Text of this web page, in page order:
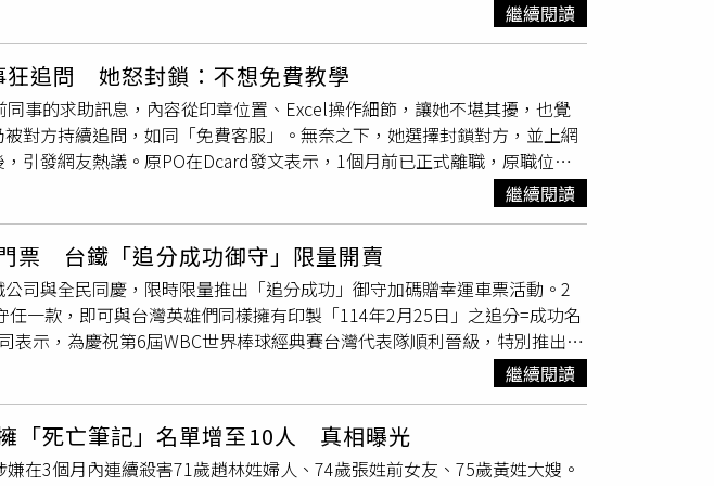
團體的成員參與。該團體被指控參與對中國少數民族維吾爾族（Uyghur）
切關注全國學術界的潛在不當行為，其中包括哈佛大學（Harvard
留物。FBI局長帕特爾（Kash Patel）在社群平台X上發文稱，這起案件
究人員滲透美國機構，並以我們的糧食供應作為攻擊目標，這將造成嚴重
青與劉尊勇研究此真菌的真實意圖。簡雲青事發後已被FBI逮捕，目前仍
下午1點舉行，以便新任辯護律師能熟悉案情，CNN已聯繫代表簡出庭的律
據美國密西根東區聯邦檢察官辦公室的發言人芭拉雅（Gina Balaya）所
中國浙江大學的研究人員，2024年7月以旅遊簽證赴美時，曾試圖攜帶多
，因為他知道自己無權攜帶這些物質入境，「那些紙巾裡藏有1張寫有中
小紅褐色植物樣本的透明塑膠袋。」簡雲青目前是密西根大學分子植物－
Interaction Laboratory）的博士後研究員，自2022年8月起曾在德
國政府曾在她於這2所大學任職期間，資助她在浙江大學進行禾谷鐮刀菌
度自我評估表」，內容詳述她過去1年的研究成果，以及宣誓遵守中共原則
報導指出，數以萬計領政府獎學金的中國留學生被要求簽署這類文件。
Metropolitan Airport）接受盤問時，一開始還聲稱不知道所攜物品
，並計劃在簡雲青工作的密西根大學實驗室中複製不同菌株。宣誓書顯
在2024年7月的旅行中，以及更早的2年前，攜帶生物樣本與其他材料入
1人協調，於去年向她寄送疑似禾谷鐮刀菌的非法樣本，她指示該人將濾
物品被美國海關及邊境保衛局（U.S. Customs and Border Protection，
登記的，到底為什麼要被唸？」
括吉伊卡哇筆筒飲料杯、小八貓月曆、烏薩奇鬆餅收納盒、海獺師傅捲尺
、小桃招牌筆蓋及兔兔貼紙膠台。日本麥當勞推出「吉伊卡哇」聯名快樂兒
急祭出限購令。（圖／翻攝自日本麥當勞官網）由於該款玩具不僅具有收
絲前往麥當勞瘋搶，導致亂象不斷，有顧客與黃牛只為了玩具而消費，點
地上，甚至有人直接整袋丟進垃圾桶，除了造成環境髒亂外，更是浪費食
22日）宣布實施「限購」措施，自今（23日）起「每人限購4組」兒童
業用途而大量購買。」
繼續閱讀
狂追問 她怒封鎖：不想免費教學
事的求助訊息，內容從印章位置、Excel操作細節，讓她不堪其擾，也覺
對方持續追問，如同「免費客服」。無奈之下，她選擇封鎖對方，並上網
引發網友熱議。原PO在Dcard發文表示，1個月前已正式離職，原職位是
表示不願接手相關工作內容，因此公司上層主管安排她改與其他部門的Y
問題或物品缺失，才可能再聯繫她，她當時認為只是常見的場面話，欣然答
然傳訊息求助，詢問印章的位置。原PO表示，其實她早已將印章擺放在原
」，位置清楚明顯，且辦公桌緊鄰Z小姐，根本不需要刻意尋找，起身就能
辦公桌查看，便可一目了然，完全不必特別聯繫已離職的她。原PO表示，
荒謬。（圖／翻攝自Dcard）起初原PO以為只是一次性求助，不料過沒幾
案中的標籤資訊未同步的問題。原PO推測可能是Excel公式跳掉，或電腦
還建議對方檢查設定。Y小姐則回應「我在猜也是」，接著又追問是否可直
示，此份檔案本身也不是由她製作，她只是協助打上標籤而已，實際內容與
更坦言，並不打算繼續免費教學，因此只簡單敷衍幾句，不料Y小姐不斷追
「這些事情都不是重大問題，而且我已經離職1個月。」貼文曝光後，網
務的人，昨天還在問我問題」、「為什麼離職還要回覆前公司同仁的訊
繼續閱讀
票 台鐵「追分成功御守」限量開賣
司與全民同慶，限時限量推出「追分成功」御守加碼贈幸運車票活動。2
一款，即可與台灣英雄們同樣擁有印製「114年2月25日」之追分=成功名
表示，為慶祝第6屆WBC世界棒球經典賽台灣代表隊順利晉級，特別推出
月28日至3月3日，限時4天，凡購買「追分成功御守」（紅色或奶茶色）任
114年2月25日」的追分成功名片式車票1張，優惠價只要199元，限量300
典賽，台鐵限量開賣追分成功御守。（圖／台鐵公司提供）台鐵將於指定5
舖台北2號店60組，南港夢工場60組，松山夢工場60組及台鐵夢工場網路
到，全台銷售門市相關優惠「追分成功」系列文創商品持續熱銷中，包含
繼續閱讀
「死亡筆記」名單增至10人 真相曝光
在3個月內連續殺害71歲趙林姓婦人、74歲張姓前女友、75歲黃姓大嫂。